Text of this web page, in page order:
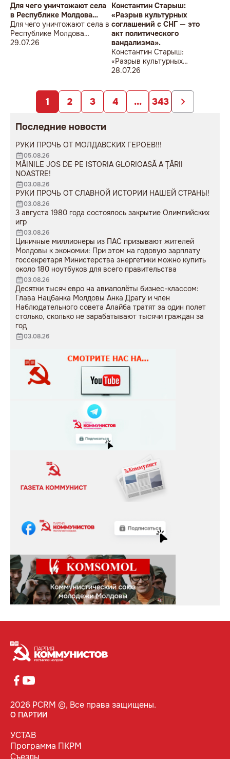
Для чего уничтожают села
в Республике Молдова…
Для чего уничтожают села в
Республике Молдова…
29.07.26
Константин Старыш:
«Разрыв культурных
соглашений с СНГ — это
акт политического
вандализма».
Константин Старыш:
«Разрыв культурных
соглашений с СНГ — это акт
28.07.26
1 2 3 4 ... 343
Последние новости
РУКИ ПРОЧЬ ОТ МОЛДАВСКИХ ГЕРОЕВ!!!
05.08.26
MÂINILE JOS DE PE ISTORIA GLORIOASĂ A ȚĂRII
NOASTRE!
03.08.26
РУКИ ПРОЧЬ ОТ СЛАВНОЙ ИСТОРИИ НАШЕЙ СТРАНЫ!
03.08.26
3 августа 1980 года состоялось закрытие Олимпийских
игр
03.08.26
Циничные миллионеры из ПАС призывают жителей
Молдовы к экономии: При этом на годовую зарплату
госсекретаря Министерства энергетики можно купить
около 180 ноутбуков для всего правительства
03.08.26
Десятки тысяч евро на авиаполёты бизнес-классом:
Глава Нацбанка Молдовы Анка Драгу и член
Наблюдательного совета Алайба тратят за один полет
столько, сколько не зарабатывают тысячи граждан за
год
03.08.26
2026 PCRM ©, Все права защищены.
О ПАРТИИ
УСТАВ
Программа ПКРМ
Съезды